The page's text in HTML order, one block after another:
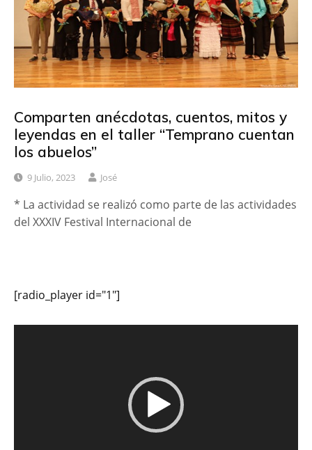
Comparten anécdotas, cuentos, mitos y
leyendas en el taller “Temprano cuentan
los abuelos”
9 Julio, 2023 José
* La actividad se realizó como parte de las actividades
del XXXIV Festival Internacional de
[radio_player id="1"]